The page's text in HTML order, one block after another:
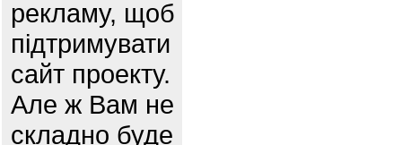
рекламу, щоб
підтримувати
сайт проекту.
Але ж Вам не
складно буде